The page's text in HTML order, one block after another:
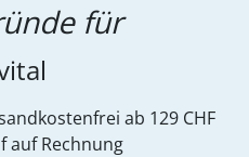
für
ab 129 CHF
auf Rechnung